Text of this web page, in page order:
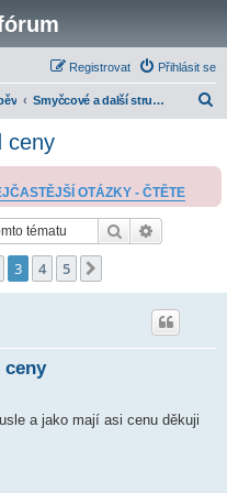
Přihlásit se
Registrovat
Smyčcové a další strunné nástroje
a
ceny
OTÁZKY - ČTĚTE
Hledat
3 4 5
ceny
a jako mají asi cenu děkuji